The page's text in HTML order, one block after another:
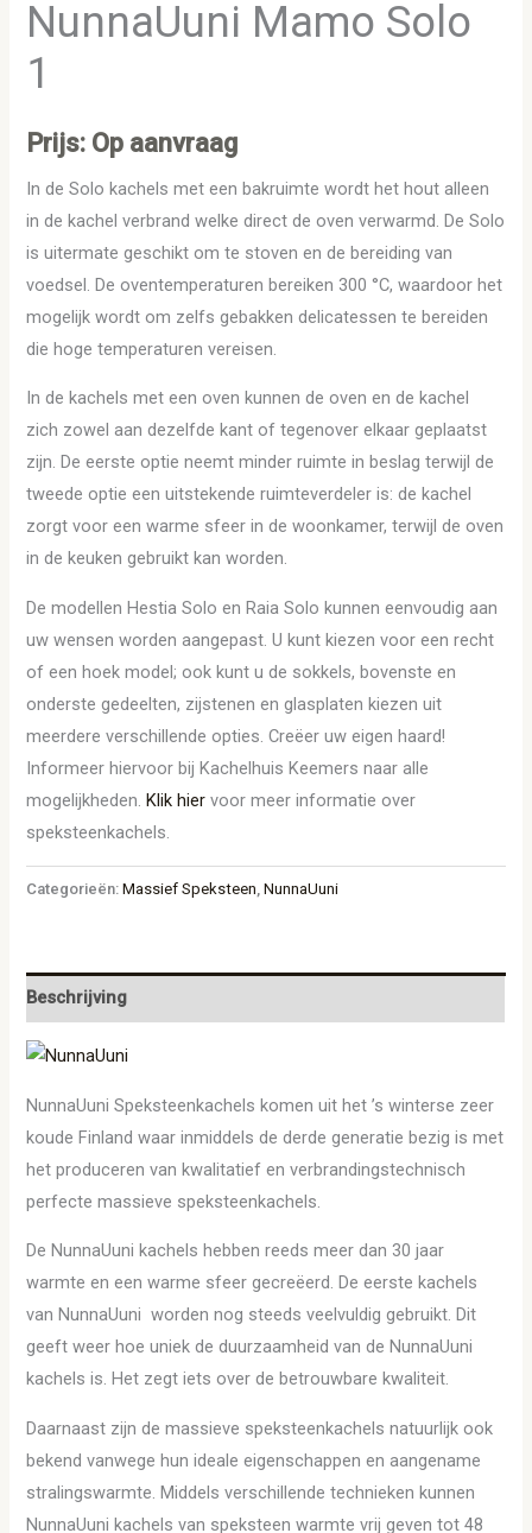
NunnaUuni Mamo Solo
1
Prijs: Op aanvraag
In de Solo kachels met een bakruimte wordt het hout alleen
in de kachel verbrand welke direct de oven verwarmd. De Solo
is uitermate geschikt om te stoven en de bereiding van
voedsel. De oventemperaturen bereiken 300 °C, waardoor het
mogelijk wordt om zelfs gebakken delicatessen te bereiden
die hoge temperaturen vereisen.
In de kachels met een oven kunnen de oven en de kachel
zich zowel aan dezelfde kant of tegenover elkaar geplaatst
zijn. De eerste optie neemt minder ruimte in beslag terwijl de
tweede optie een uitstekende ruimteverdeler is: de kachel
zorgt voor een warme sfeer in de woonkamer, terwijl de oven
in de keuken gebruikt kan worden.
De modellen Hestia Solo en Raia Solo kunnen eenvoudig aan
uw wensen worden aangepast. U kunt kiezen voor een recht
of een hoek model; ook kunt u de sokkels, bovenste en
onderste gedeelten, zijstenen en glasplaten kiezen uit
meerdere verschillende opties. Creëer uw eigen haard!
Informeer hiervoor bij Kachelhuis Keemers naar alle
mogelijkheden.Klik hier voor meer informatie over
speksteenkachels.
Categorieën:Massief Speksteen ,NunnaUuni
Beschrijving
NunnaUuni Speksteenkachels komen uit het ’s winterse zeer
koude Finland waar inmiddels de derde generatie bezig is met
het produceren van kwalitatief en verbrandingstechnisch
perfecte massieve speksteenkachels.
De NunnaUuni kachels hebben reeds meer dan 30 jaar
warmte en een warme sfeer gecreëerd. De eerste kachels
van NunnaUuni worden nog steeds veelvuldig gebruikt. Dit
geeft weer hoe uniek de duurzaamheid van de NunnaUuni
kachels is. Het zegt iets over de betrouwbare kwaliteit.
Daarnaast zijn de massieve speksteenkachels natuurlijk ook
bekend vanwege hun ideale eigenschappen en aangename
stralingswarmte. Middels verschillende technieken kunnen
NunnaUuni kachels van speksteen warmte vrij geven tot 48